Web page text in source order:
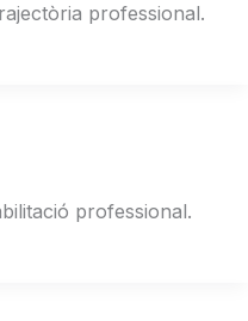
professional.
professional.